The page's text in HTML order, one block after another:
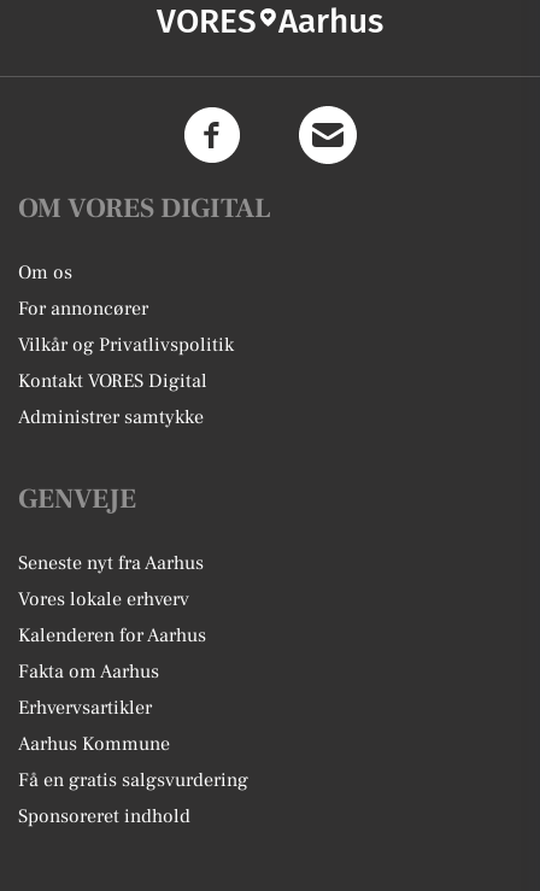
VORES Aarhus
OM VORES DIGITAL
Om os
For annoncører
Vilkår og Privatlivspolitik
Kontakt VORES Digital
Administrer samtykke
GENVEJE
Seneste nyt fra Aarhus
Vores lokale erhverv
Kalenderen for Aarhus
Fakta om Aarhus
Erhvervsartikler
Aarhus Kommune
Få en gratis salgsvurdering
Sponsoreret indhold